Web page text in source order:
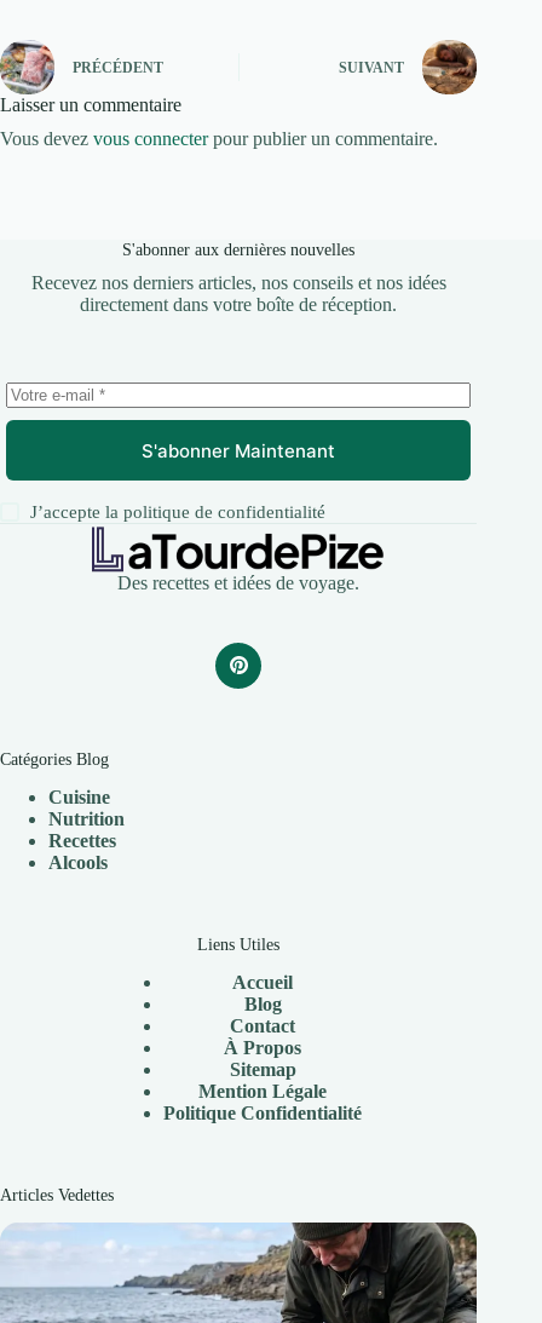
PRÉCÉDENT SUIVANT
Laisser un commentaire
Vous devez vous connecterpour publier un commentaire.
S'abonner aux dernières nouvelles
Recevez nos derniers articles, nos conseils et nos idées
directement dans votre boîte de réception.
S'abonner Maintenant
J’accepte lapolitique de confidentialité
Des recettes et idées de voyage.
Catégories Blog
Cuisine
Nutrition
Recettes
Alcools
Liens Utiles
Accueil
Blog
Contact
À Propos
Sitemap
Mention Légale
Politique Confidentialité
Articles Vedettes